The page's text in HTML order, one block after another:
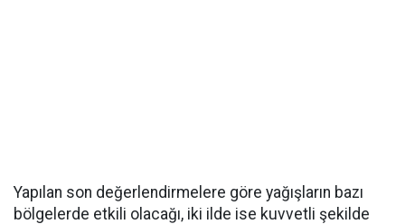
Yapılan son değerlendirmelere göre yağışların bazı
bölgelerde etkili olacağı, iki ilde ise kuvvetli şekilde